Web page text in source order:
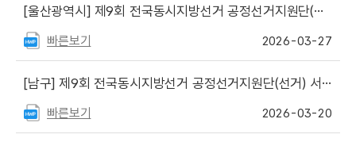
[울산광역시] 제9회 전국동시지방선거 공정선거지원단(선거) 최종 합격자 공고
빠른보기 2026-03-27
[남구] 제9회 전국동시지방선거 공정선거지원단(선거) 서류전형 합격자 공고 및 면접심사 안내(@남구선거관리위원회)
빠른보기 2026-03-20